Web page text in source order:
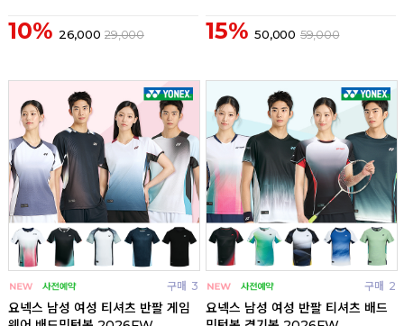
10% 26,000 29,000 15% 50,000 59,000
구매 3
요넥스 남성 여성 티셔츠 반팔 게임
구매 2
요넥스 남성 여성 반팔 티셔츠 배드